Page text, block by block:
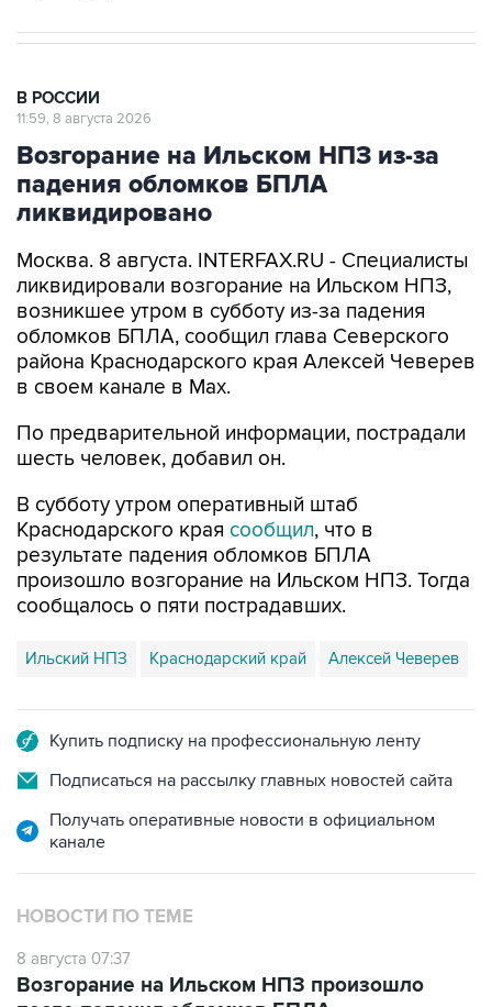
В РОССИИ
11:59, 8 августа 2026
Возгорание на Ильском НПЗ из-за
падения обломков БПЛА
ликвидировано
Москва. 8 августа. INTERFAX.RU - Специалисты
ликвидировали возгорание на Ильском НПЗ,
возникшее утром в субботу из-за падения
обломков БПЛА, сообщил глава Северского
района Краснодарского края Алексей Чеверев
в своем канале в Max.
По предварительной информации, пострадали
шесть человек, добавил он.
В субботу утром оперативный штаб
Краснодарского края сообщил, что в
результате падения обломков БПЛА
произошло возгорание на Ильском НПЗ. Тогда
сообщалось о пяти пострадавших.
Ильский НПЗ Краснодарский край Алексей Чеверев
Купить подписку на профессиональную ленту
Подписаться на рассылку главных новостей сайта
Получать оперативные новости в официальном
канале
НОВОСТИ ПО ТЕМЕ
8 августа 07:37
Возгорание на Ильском НПЗ произошло